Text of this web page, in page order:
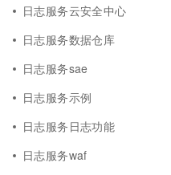
日志服务云安全中心
日志服务数据仓库
日志服务sae
日志服务示例
日志服务日志功能
日志服务waf